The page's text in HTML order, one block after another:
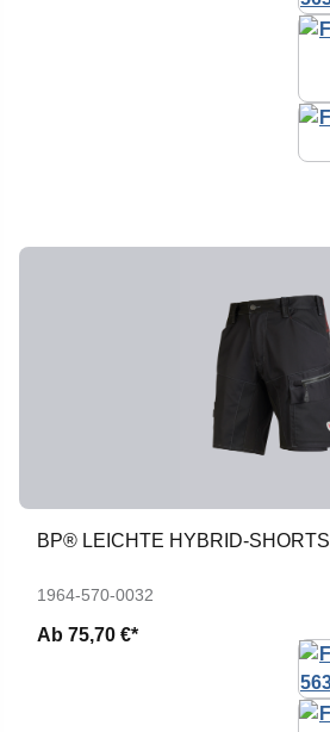
BP® LEICHTE HYBRID-SHORTS
1964-570-0032
Ab 75,70 €*